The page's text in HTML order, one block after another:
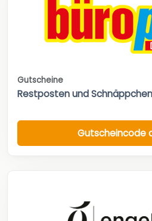
Gutscheine
Restposten und
Gutscheincode